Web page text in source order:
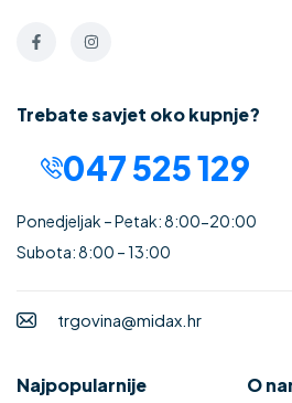
Trebate savjet oko kupnje?
047 525 129
Ponedjeljak – Petak: 8:00-20:00
Subota: 8:00 – 13:00
trgovina@midax.hr
Najpopularnije O